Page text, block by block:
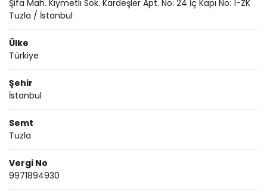
Şifa Mah. Kıymetlı Sok. Kardeşler Apt. No: 24 İç Kapı No: 1-ZK
Tuzla / İstanbul
Ülke
Türkiye
Şehir
İstanbul
Semt
Tuzla
Vergi No
9971894930